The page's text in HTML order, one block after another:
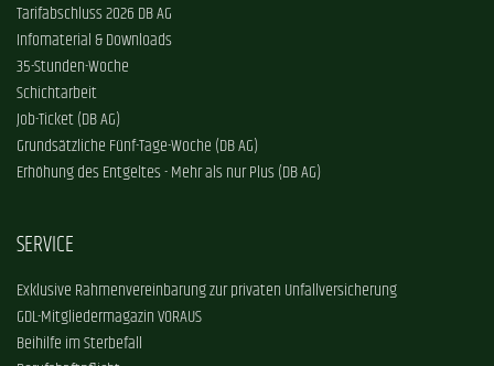
Tarifabschluss 2026 DB AG
Infomaterial & Downloads
35-Stunden-Woche
Schichtarbeit
Job-Ticket (DB AG)
Grundsätzliche Fünf-Tage-Woche (DB AG)
Erhöhung des Entgeltes - Mehr als nur Plus (DB AG)
SERVICE
Exklusive Rahmenvereinbarung zur privaten Unfallversicherung
GDL-Mitgliedermagazin VORAUS
Beihilfe im Sterbefall